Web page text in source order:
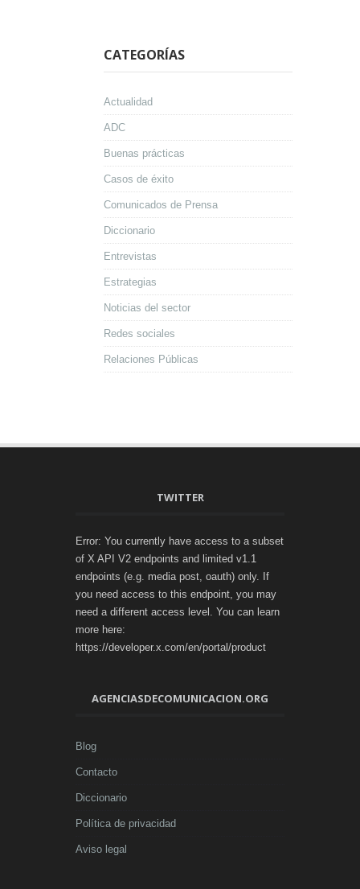
CATEGORÍAS
Actualidad
ADC
Buenas prácticas
Casos de éxito
Comunicados de Prensa
Diccionario
Entrevistas
Estrategias
Noticias del sector
Redes sociales
Relaciones Públicas
TWITTER
Error: You currently have access to a subset
of X API V2 endpoints and limited v1.1
endpoints (e.g. media post, oauth) only. If
you need access to this endpoint, you may
need a different access level. You can learn
more here:
https://developer.x.com/en/portal/product
AGENCIASDECOMUNICACION.ORG
Blog
Contacto
Diccionario
Política de privacidad
Aviso legal